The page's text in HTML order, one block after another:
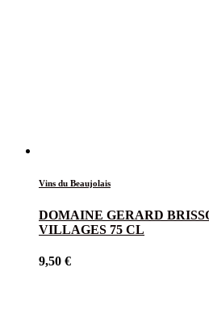
Vins du Beaujolais
DOMAINE GERARD
VILLAGES 75 CL
9,50 €